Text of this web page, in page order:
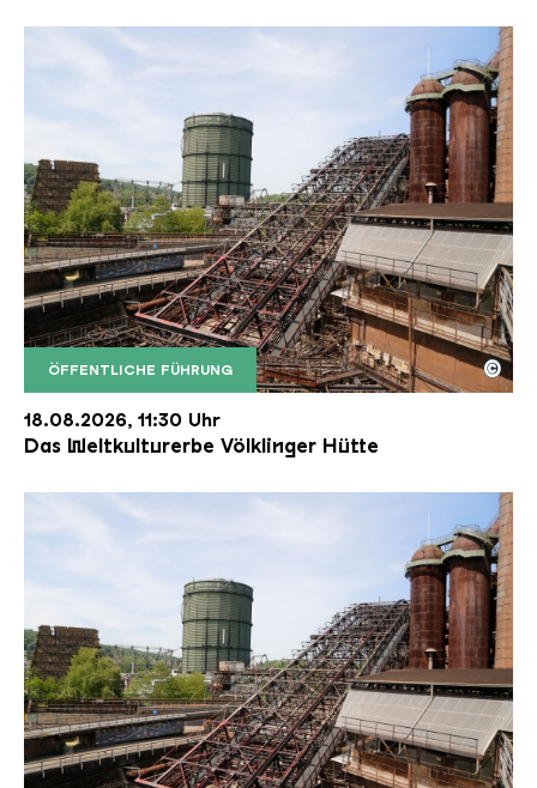
ÖFFENTLICHE FÜHRUNG
Der Erzschrägaufzug der Völklinger Hütte mit
Copyright: Weltkulturerbe Völklinger Hütte | Karl
©
18.08.2026, 11:30 Uhr
Das Weltkulturerbe Völklinger Hütte